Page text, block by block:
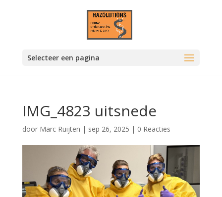
Selecteer een pagina
IMG_4823 uitsnede
door Marc Ruijten | sep 26, 2025 | 0 Reacties